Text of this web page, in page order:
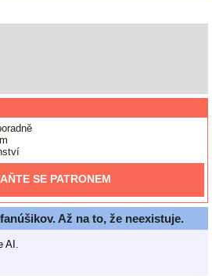
SE PATRONEM
Až na to, že neexistuje.
AI.